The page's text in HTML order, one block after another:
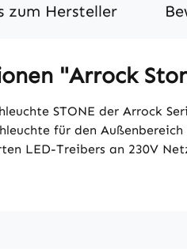
zum Hersteller
"Arrock
STONE der Arrock
für den
LED-Treibers an 230V